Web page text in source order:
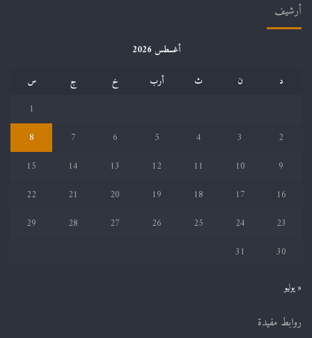
أرشيف
أغسطس 2026
د
ن ث أرب خ ج
س
1
2
3
4
5
6
7
8
9
10
11
12
13
14
15
16
17
18
19
20
21
22
23
24
25
26
27
28
29
30
31
« يوليو
روابط مفيدة